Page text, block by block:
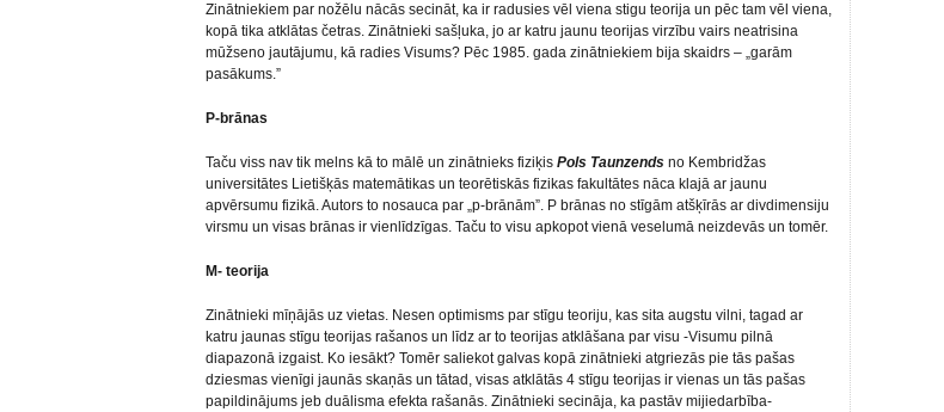
Zinātniekiem par nožēlu nācās secināt, ka ir radusies vēl viena stigu teorija un pēc tam vēl viena,
kopā tika atklātas četras. Zinātnieki sašļuka, jo ar katru jaunu teorijas virzību vairs neatrisina
mūžseno jautājumu, kā radies Visums? Pēc 1985. gada zinātniekiem bija skaidrs – „garām
pasākums.”
P-brānas
Taču viss nav tik melns kā to mālē un zinātnieks fiziķis Pols Taunzends no Kembridžas
universitātes Lietišķās matemātikas un teorētiskās fizikas fakultātes nāca klajā ar jaunu
apvērsumu fizikā. Autors to nosauca par „p-brānām”. P brānas no stīgām atšķīrās ar divdimensiju
virsmu un visas brānas ir vienlīdzīgas. Taču to visu apkopot vienā veselumā neizdevās un tomēr.
M- teorija
Zinātnieki mīņājās uz vietas. Nesen optimisms par stīgu teoriju, kas sita augstu vilni, tagad ar
katru jaunas stīgu teorijas rašanos un līdz ar to teorijas atklāšana par visu -Visumu pilnā
diapazonā izgaist. Ko iesākt? Tomēr saliekot galvas kopā zinātnieki atgriezās pie tās pašas
dziesmas vienīgi jaunās skaņās un tātad, visas atklātās 4 stīgu teorijas ir vienas un tās pašas
papildinājums jeb duālisma efekta rašanās. Zinātnieki secināja, ka pastāv mijiedarbība-